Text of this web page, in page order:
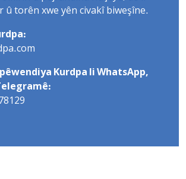
û torên xwe yên civakî biweşîne.
Kurdpa li WhatsApp,